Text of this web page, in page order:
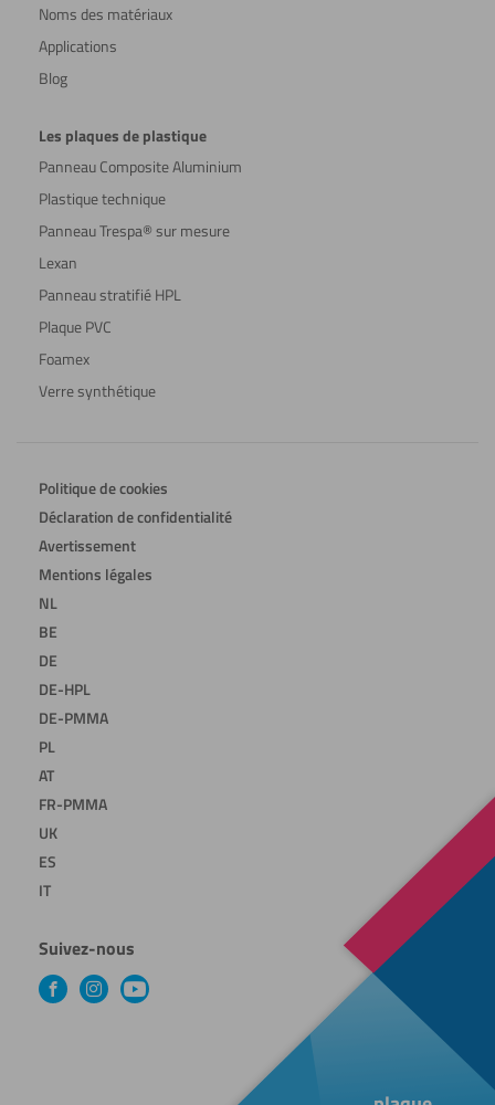
Noms des matériaux
Applications
Blog
Les plaques de plastique
Panneau Composite Aluminium
Plastique technique
Panneau Trespa® sur mesure
Lexan
Panneau stratifié HPL
Plaque PVC
Foamex
Verre synthétique
Politique de cookies
Déclaration de confidentialité
Avertissement
Mentions légales
NL
BE
DE
DE-HPL
DE-PMMA
PL
AT
FR-PMMA
UK
ES
IT
Suivez-nous
FacebookInstagramYouTube